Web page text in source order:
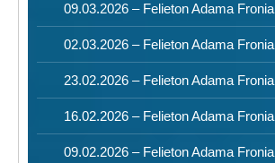
09.03.2026 – Felieton Adama Fronia
02.03.2026 – Felieton Adama Fronia
23.02.2026 – Felieton Adama Fronia
16.02.2026 – Felieton Adama Fronia
09.02.2026 – Felieton Adama Fronia